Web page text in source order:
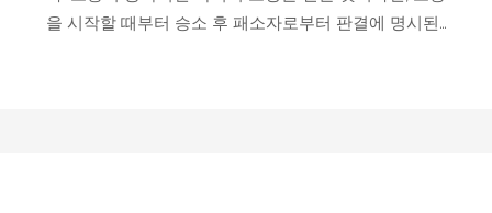
을 시작할 때부터 승소 후 패소자로부터 판결에 명시된…